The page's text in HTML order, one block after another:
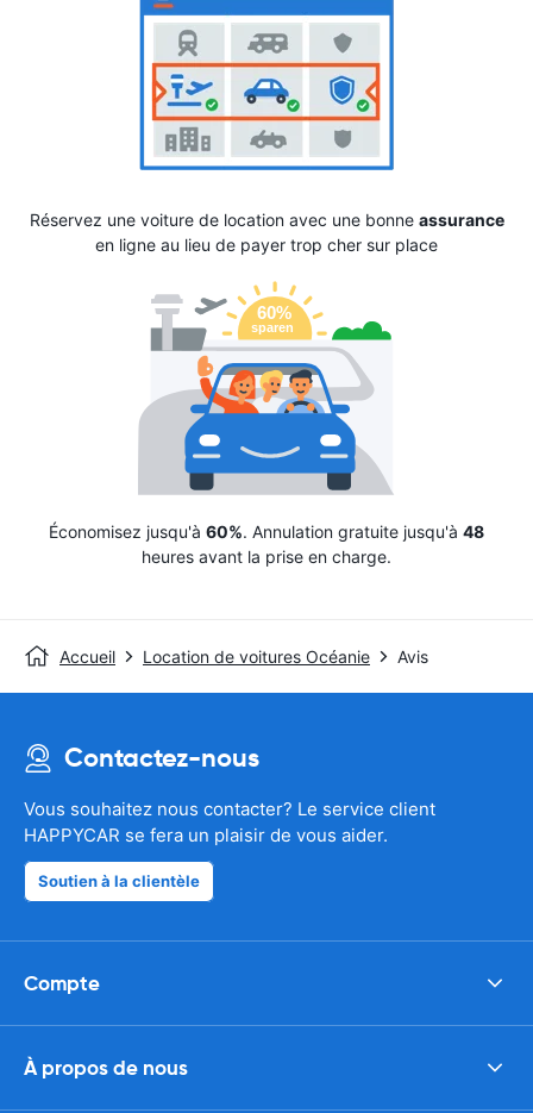
Réservez une voiture de location avec une bonne assurance
en ligne au lieu de payer trop cher sur place
Économisez jusqu'à 60%. Annulation gratuite jusqu'à 48
heures avant la prise en charge.
Accueil Location de voitures Océanie Avis
Contactez-nous
Vous souhaitez nous contacter? Le service client
HAPPYCAR se fera un plaisir de vous aider.
Soutien à la clientèle
Compte
À propos de nous